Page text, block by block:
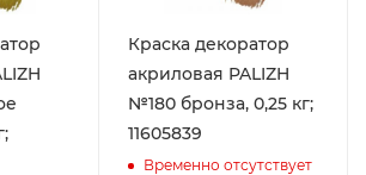
Краска декоратор
акриловая PALIZH
№180 бронза, 0,25 кг;
11605839
Временно отсутствует